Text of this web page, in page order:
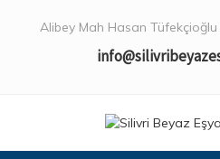
Alibey Mah Hasan